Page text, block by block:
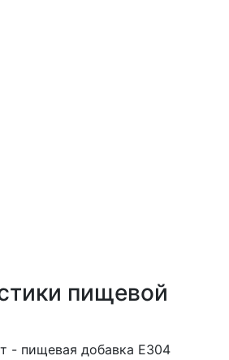
пищевой
- пищевая добавка Е304